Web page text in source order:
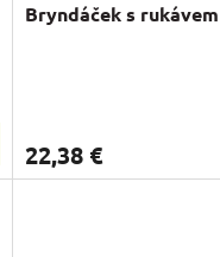
Bryndáček s
22,38 €